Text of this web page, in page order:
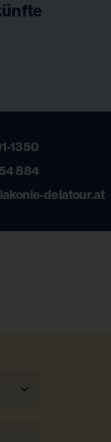
1350
884
delatour.at